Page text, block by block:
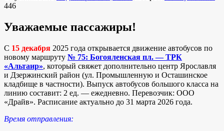
446
Уважаемые пассажиры!
С 15 декабря 2025 года открывается движение автобусов по
новому маршруту № 75: Богояленская пл. — ТРК
«Альтаир», который свяжет дополнительно центр Ярославля
и Дзержинский район (ул. Промышленную и Осташинское
кладбище в частности). Выпуск автобусов большого класса на
линию составит: 2 ед. — ежедневно. Перевозчик: ООО
«Драйв». Расписание актуально до 31 марта 2026 года.
Время отправления: